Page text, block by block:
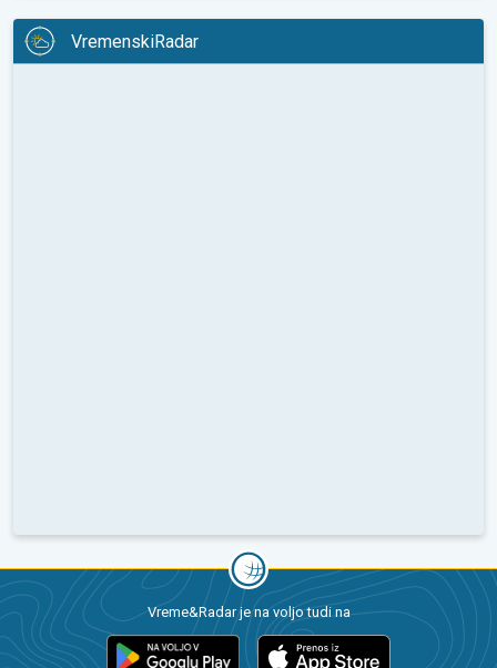
VremenskiRadar
Vreme&Radar je na voljo tudi na